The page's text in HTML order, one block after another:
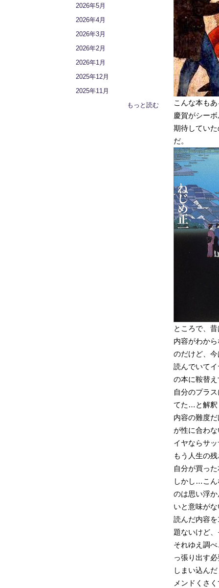
2026年5月
2026年4月
2026年3月
2026年2月
2026年1月
2025年12月
2025年11月
もっと読む
こんな本も
慶賀がシー
期待してい
だ。
ところで、
内容がわか
のだけど、
読んでいて
の本に鞍替
自分のプラ
てた…と解釈
内容の難度
が性に合わ
イヤならサ
もう人生の
自分が買っ
しかし…こん
のは思い浮
いと意味が
読んだ内容
題ないけど
それゆえ調
っ張り出す
しまい込ん
メンドくさ